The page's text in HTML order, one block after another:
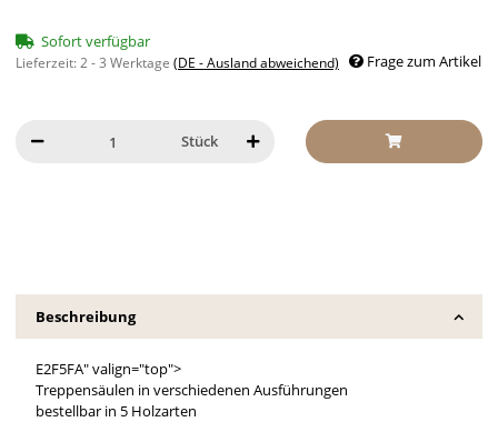
Sofort verfügbar
Lieferzeit:2 - 3 Werktage (DE - Ausland abweichend) Frage zum Artikel
Stück
Beschreibung
E2F5FA" valign="top">
Treppensäulen in verschiedenen Ausführungen
bestellbar in 5 Holzarten